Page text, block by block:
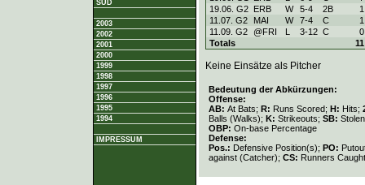
SÜD
2003
2002
2001
2000
1999
1998
1997
1996
1995
1994
IMPRESSUM
19.06. G2 ERB W 5-4 2B
1
11.07. G2
MAI W 7-4 C
1
11.09. G2 @FRI L 3-12 C
0
Totals
11
Keine Einsätze als Pitcher
Bedeutung der Abkürzungen:
Offense:
AB: At Bats; R: Runs Scored; H: Hits;
Balls (Walks); K: Strikeouts; SB:
OBP: On-base Percentage
Defense:
Pos.: Defensive Position(s); PO:
against (Catcher); CS: Runners